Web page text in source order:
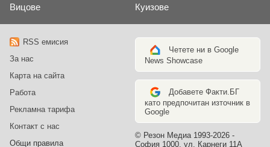
Вицове Куизове
RSS емисия
За нас
Карта на сайта
Работа
Рекламна тарифа
Контакт с нас
Общи правила
Четете ни в Google
News Showcase
Добавете Факти.БГ
като предпочитан източник в
Google
© Резон Медиа 1993-2026 -
София 1000, ул. Карнеги 11А